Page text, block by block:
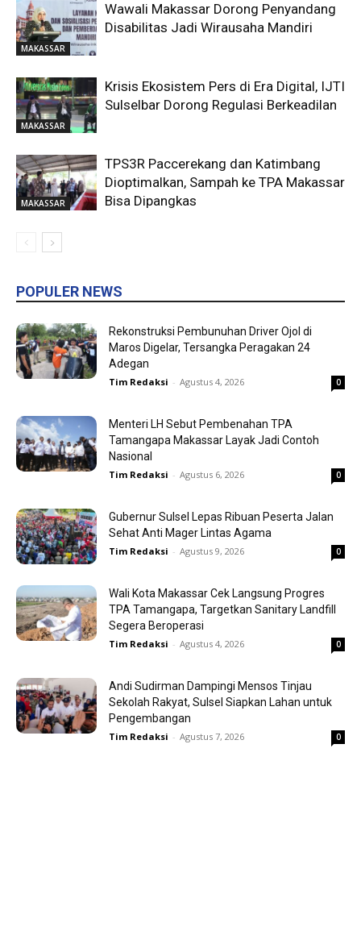
MAKASSAR
Wawali Makassar Dorong Penyandang
Disabilitas Jadi Wirausaha Mandiri
MAKASSAR
Krisis Ekosistem Pers di Era Digital, IJTI
Sulselbar Dorong Regulasi Berkeadilan
MAKASSAR
TPS3R Paccerekang dan Katimbang
Dioptimalkan, Sampah ke TPA Makassar
Bisa Dipangkas
POPULER NEWS
Rekonstruksi Pembunuhan Driver Ojol di
Maros Digelar, Tersangka Peragakan 24
Adegan
Tim Redaksi - Agustus 4, 2026 0
Menteri LH Sebut Pembenahan TPA
Tamangapa Makassar Layak Jadi Contoh
Nasional
Tim Redaksi - Agustus 6, 2026 0
Gubernur Sulsel Lepas Ribuan Peserta Jalan
Sehat Anti Mager Lintas Agama
Tim Redaksi - Agustus 9, 2026 0
Wali Kota Makassar Cek Langsung Progres
TPA Tamangapa, Targetkan Sanitary Landfill
Segera Beroperasi
Tim Redaksi - Agustus 4, 2026 0
Andi Sudirman Dampingi Mensos Tinjau
Sekolah Rakyat, Sulsel Siapkan Lahan untuk
Pengembangan
Tim Redaksi - Agustus 7, 2026 0